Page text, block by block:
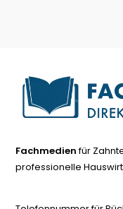
Fachmedienfür
professionelle